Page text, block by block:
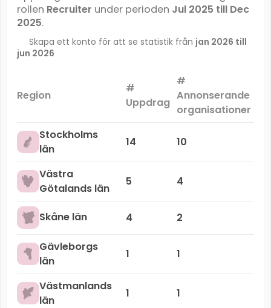
rollen Recruiter under perioden Jul 2025 till Dec
2025.
Skapa ett konto för att se statistik från jan 2026 till
jun 2026
Region
#
Uppdrag
#
Annonserande
organisationer
Stockholms
län
14 10
Västra
Götalands län
5 4
Skåne län 4 2
Gävleborgs
län
1 1
Västmanlands
län
1 1